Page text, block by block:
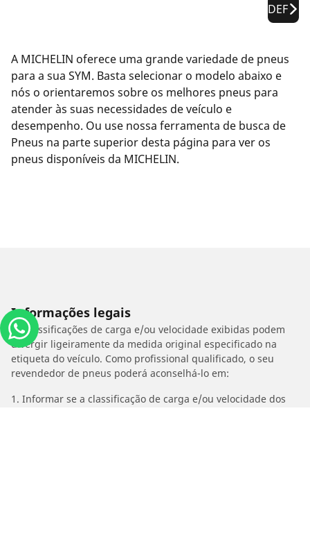
DEF
A MICHELIN oferece uma grande variedade de pneus
para a sua SYM. Basta selecionar o modelo abaixo e
nós o orientaremos sobre os melhores pneus para
atender às suas necessidades de veículo e
desempenho. Ou use nossa ferramenta de busca de
Pneus na parte superior desta página para ver os
pneus disponíveis da MICHELIN.
Informações legais
As classificações de carga e/ou velocidade exibidas podem
divergir ligeiramente da medida original especificado na
etiqueta do veículo. Como profissional qualificado, o seu
revendedor de pneus poderá aconselhá-lo em:
1. Informar se a classificação de carga e/ou velocidade dos